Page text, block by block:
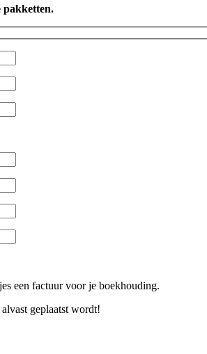
pakketten.
een factuur voor je boekhouding.
geplaatst wordt!